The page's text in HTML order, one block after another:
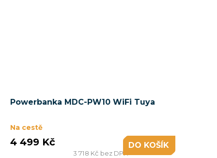
Powerbanka MDC-PW10 WiFi Tuya
Na cestě
3 718 Kč bez DPH
4 499 Kč DO KOŠÍKU